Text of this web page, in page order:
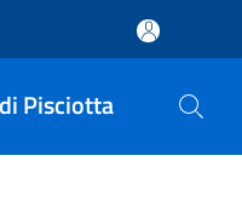
Pisciotta